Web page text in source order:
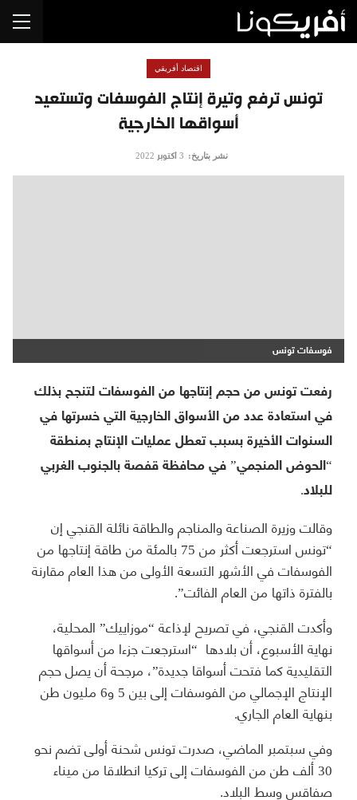
تونس ترفع وتيرة إنتاج الفوسفات وتستعيد
أسواقها الخارجية
اقتصاد أفريقي
نشر بتاريخ: 3 أكتوبر 2022
فوسفات تونس
رفعت تونس من حجم إنتاجها من الفوسفات لتنجح بذلك
في استعادة عدد من الأسواق الخارجية التي خسرتها في
السنوات الأخيرة بسبب تعطل عمليات الإنتاج بمنطقة
“الحوض المنجمي” في محافظة قفصة بالجنوب الغربي
للبلاد.
وقالت وزيرة الصناعة والمناجم والطاقة نائلة القنجي إن
“تونس استرجعت أكثر من 75 بالمئة من طاقة إنتاجها من
الفوسفات في الأشهر التسعة الأولى من هذا العام مقارنة
بالفترة ذاتها من العام الفائت”.
وأكدت القنجي، في تصريح لإذاعة “موزاييك” المحلية،
نهاية الأسبوع، أن بلادها “استرجعت جزءا من أسواقها
التقليدية كما فتحت أسواقا جديدة”، مرجحة أن يصل حجم
الإنتاج الإجمالي من الفوسفات إلى بين 5 و6 مليون طن
بنهاية العام الجاري.
وفي سبتمبر الماضي، صدرت تونس شحنة أولى تضم نحو
30 ألف طن من الفوسفات إلى تركيا انطلاقا من ميناء
صفاقس وسط البلاد.